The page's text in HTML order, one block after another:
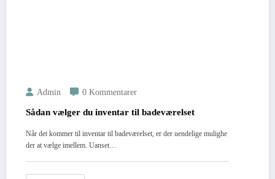
Admin 0 Kommentarer
Sådan vælger du inventar til badeværelset
Når det kommer til inventar til badeværelset, er der uendelige mulighe
der at vælge imellem. Uanset…